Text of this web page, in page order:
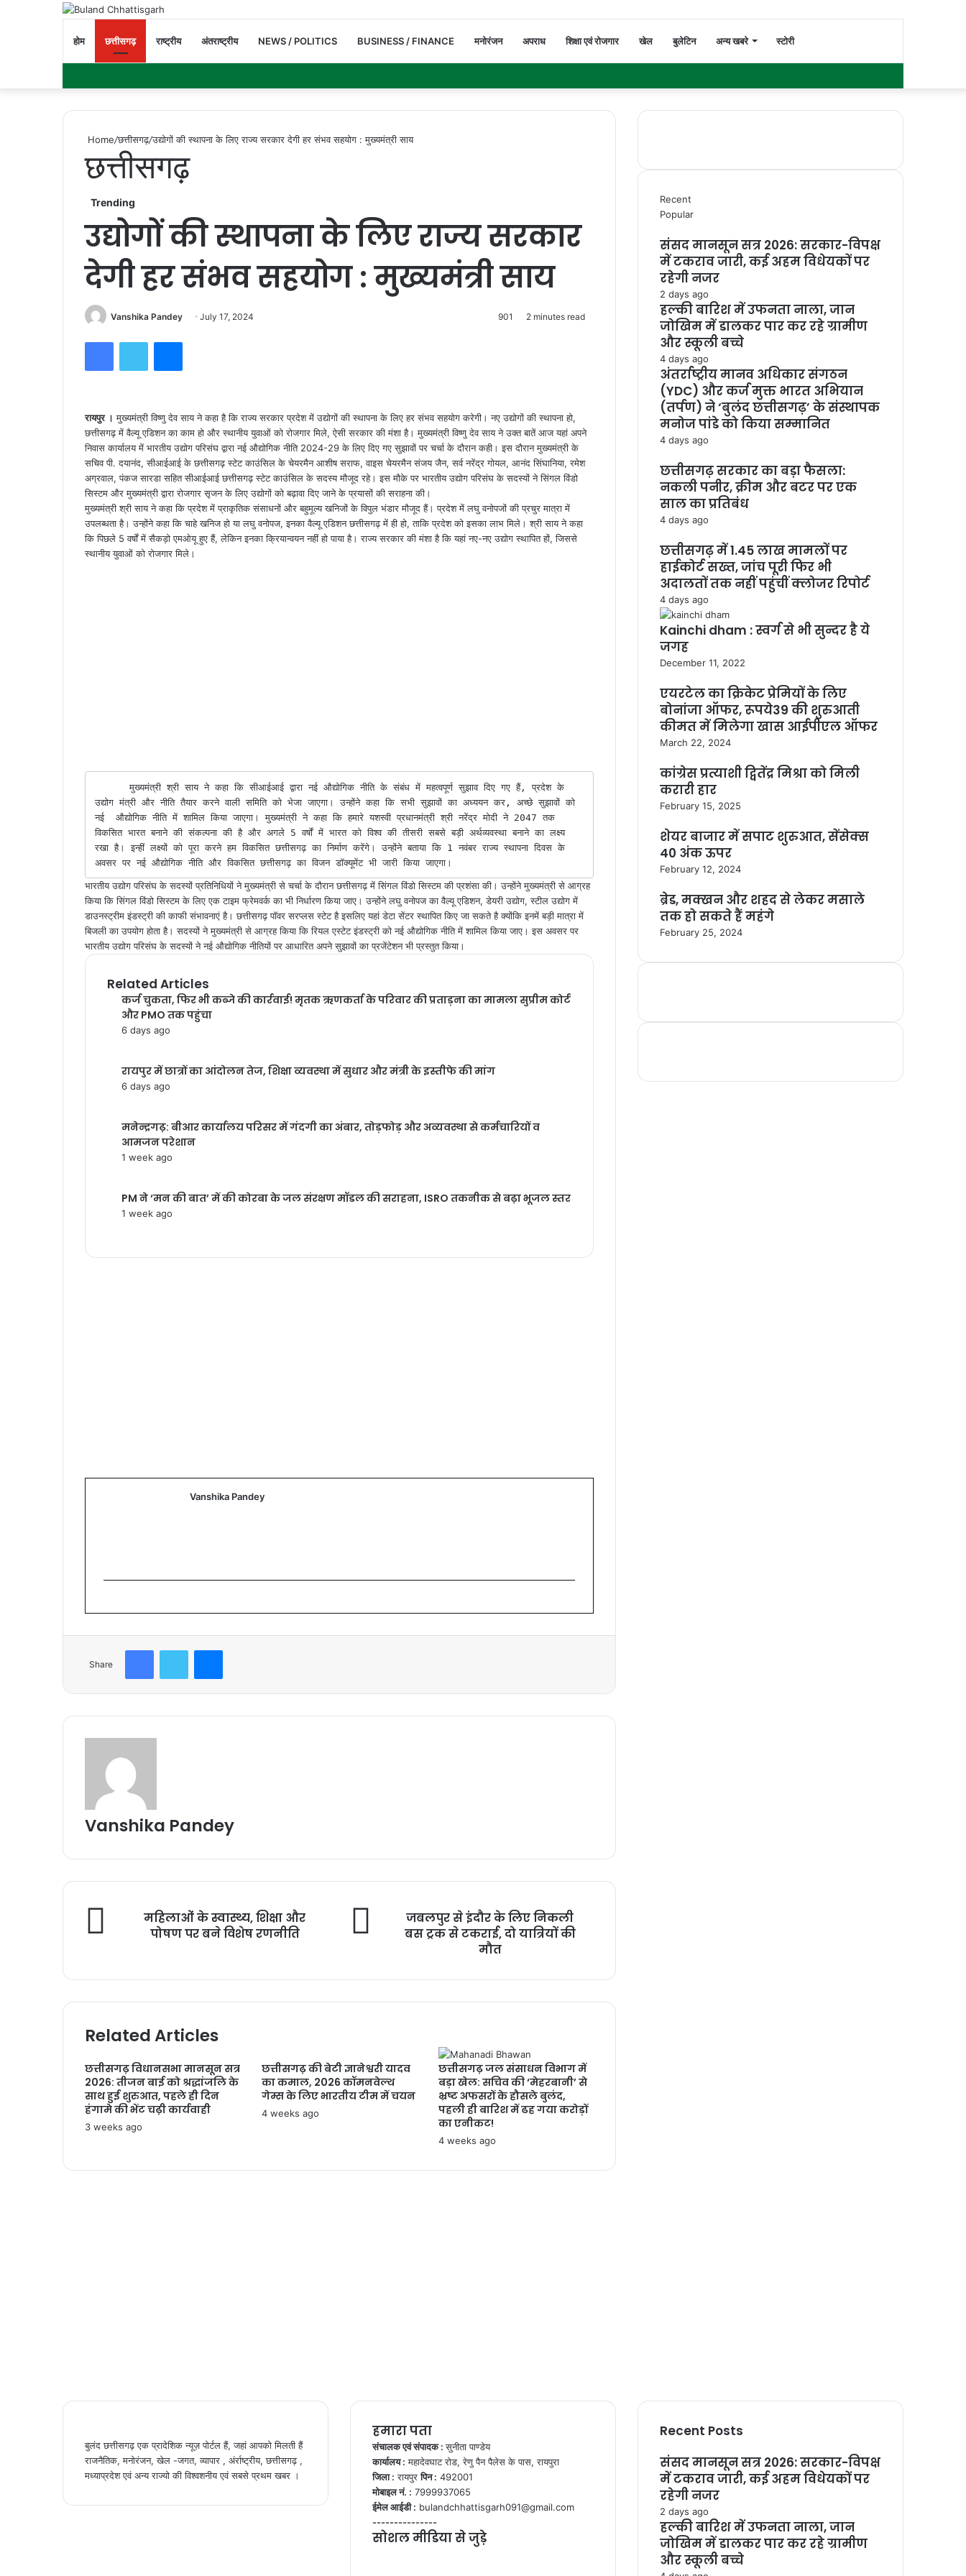
होम छत्तीसगढ़ राष्ट्रीय अंतराष्ट्रीय NEWS / POLITICS BUSINESS / FINANCE मनोरंजन अपराध शिक्षा एवं रोजगार खेल बुलेटिन अन्य खबरे स्टोरी
Home/छत्तीसगढ़/उद्योगों की स्थापना के लिए राज्य सरकार देगी हर संभव सहयोग : मुख्यमंत्री साय
छत्तीसगढ़
Trending
उद्योगों की स्थापना के लिए राज्य सरकार
देगी हर संभव सहयोग : मुख्यमंत्री साय
Vanshika Pandey July 17, 2024 901 2 minutes read
FacebookTwitter Messenger
रायपुर । मुख्यमंत्री विष्णु देव साय ने कहा है कि राज्य सरकार प्रदेश में उद्योगों की स्थापना के लिए हर संभव सहयोग करेगी। नए उद्योगों की स्थापना हो,
छत्तीसगढ़ में वैल्यू एडिशन का काम हो और स्थानीय युवाओं को रोजगार मिले, ऐसी सरकार की मंशा है। मुख्यमंत्री विष्णु देव साय ने उक्त बातें आज यहां अपने
निवास कार्यालय में भारतीय उद्योग परिसंघ द्वारा नई औद्योगिक नीति 2024-29 के लिए दिए गए सुझावों पर चर्चा के दौरान कही। इस दौरान मुख्यमंत्री के
सचिव पी. दयानंद, सीआईआई के छत्तीसगढ़ स्टेट काउंसिल के चेयरमैन आशीष सराफ, वाइस चेयरमैन संजय जैन, सर्व नरेंद्र गोयल, आनंद सिंघानिया, रमेश
अग्रवाल, पंकज सारडा सहित सीआईआई छत्तीसगढ़ स्टेट काउंसिल के सदस्य मौजूद रहे। इस मौके पर भारतीय उद्योग परिसंघ के सदस्यों ने सिंगल विंडो
सिस्टम और मुख्यमंत्री द्वारा रोजगार सृजन के लिए उद्योगों को बढ़ावा दिए जाने के प्रयासों की सराहना की।
मुख्यमंत्री श्री साय ने कहा कि प्रदेश में प्राकृतिक संसाधनों और बहुमूल्य खनिजों के विपुल भंडार मौजूद हैं। प्रदेश में लघु वनोपजों की प्रचुर मात्रा में
उपलब्धता है। उन्होंने कहा कि चाहे खनिज हो या लघु वनोपज, इनका वैल्यू एडिशन छत्तीसगढ़ में ही हो, ताकि प्रदेश को इसका लाभ मिले। श्री साय ने कहा
कि पिछले 5 वर्षों में सैकड़ो एमओयू हुए हैं, लेकिन इनका क्रियान्वयन नहीं हो पाया है। राज्य सरकार की मंशा है कि यहां नए-नए उद्योग स्थापित हों, जिससे
स्थानीय युवाओं को रोजगार मिले।
      मुख्यमंत्री श्री साय ने कहा कि सीआईआई द्वारा नई औद्योगिक नीति के संबंध में महत्वपूर्ण सुझाव दिए गए हैं, प्रदेश के
उद्योग मंत्री और नीति तैयार करने वाली समिति को भेजा जाएगा। उन्होंने कहा कि सभी सुझावों का अध्ययन कर, अच्छे सुझावों को
नई  औद्योगिक नीति में शामिल किया जाएगा। मुख्यमंत्री ने कहा कि हमारे यशस्वी प्रधानमंत्री श्री नरेंद्र मोदी ने 2047 तक
विकसित भारत बनाने की संकल्पना की है और अगले 5 वर्षों में भारत को विश्व की तीसरी सबसे बड़ी अर्थव्यवस्था बनाने का लक्ष्य
रखा है। इन्हीं लक्ष्यों को पूरा करने हम विकसित छत्तीसगढ़ का निर्माण करेंगे। उन्होंने बताया कि 1 नवंबर राज्य स्थापना दिवस के
अवसर पर नई औद्योगिक नीति और विकसित छत्तीसगढ़ का विजन डॉक्यूमेंट भी जारी किया जाएगा।
भारतीय उद्योग परिसंघ के सदस्यों प्रतिनिधियों ने मुख्यमंत्री से चर्चा के दौरान छत्तीसगढ़ में सिंगल विंडो सिस्टम की प्रशंसा की। उन्होंने मुख्यमंत्री से आग्रह
किया कि सिंगल विंडो सिस्टम के लिए एक टाइम फ्रेमवर्क का भी निर्धारण किया जाए। उन्होंने लघु वनोपज का वैल्यू एडिशन, डेयरी उद्योग, स्टील उद्योग में
डाउनस्ट्रीम इंडस्ट्री की काफी संभावनाएं है। छत्तीसगढ़ पॉवर सरप्लस स्टेट है इसलिए यहां डेटा सेंटर स्थापित किए जा सकते है क्योंकि इनमें बड़ी मात्रा में
बिजली का उपयोग होता है। सदस्यों ने मुख्यमंत्री से आग्रह किया कि रियल एस्टेट इंडस्ट्री को नई औद्योगिक नीति में शामिल किया जाए। इस अवसर पर
भारतीय उद्योग परिसंघ के सदस्यों ने नई औद्योगिक नीतियों पर आधारित अपने सुझावों का प्रजेंटेशन भी प्रस्तुत किया।
Related Articles
कर्ज चुकता, फिर भी कब्जे की कार्रवाई! मृतक ऋणकर्ता के परिवार की प्रताड़ना का मामला सुप्रीम कोर्ट
और PMO तक पहुंचा
6 days ago
रायपुर में छात्रों का आंदोलन तेज, शिक्षा व्यवस्था में सुधार और मंत्री के इस्तीफे की मांग
6 days ago
मनेन्द्रगढ़: बीआर कार्यालय परिसर में गंदगी का अंबार, तोड़फोड़ और अव्यवस्था से कर्मचारियों व
आमजन परेशान
1 week ago
PM ने ‘मन की बात’ में की कोरबा के जल संरक्षण मॉडल की सराहना, ISRO तकनीक से बढ़ा भूजल स्तर
1 week ago
Vanshika Pandey
Share
FacebookTwitter Messenger
Vanshika Pandey
महिलाओं के स्वास्थ्य, शिक्षा और
पोषण पर बने विशेष रणनीति
जबलपुर से इंदौर के लिए निकली
बस ट्रक से टकराई, दो यात्रियों की
मौत
Related Articles
छत्तीसगढ़ विधानसभा मानसून सत्र
2026: तीजन बाई को श्रद्धांजलि के
साथ हुई शुरुआत, पहले ही दिन
हंगामे की भेंट चढ़ी कार्यवाही
3 weeks ago
छत्तीसगढ़ की बेटी ज्ञानेश्वरी यादव
का कमाल, 2026 कॉमनवेल्थ
गेम्स के लिए भारतीय टीम में चयन
4 weeks ago
छत्तीसगढ़ जल संसाधन विभाग में
बड़ा खेल: सचिव की ‘मेहरबानी’ से
भ्रष्ट अफसरों के हौसले बुलंद,
पहली ही बारिश में ढह गया करोड़ों
का एनीकट!
4 weeks ago
Recent
Popular
संसद मानसून सत्र 2026: सरकार-विपक्ष
में टकराव जारी, कई अहम विधेयकों पर
रहेगी नजर
2 days ago
हल्की बारिश में उफनता नाला, जान
जोखिम में डालकर पार कर रहे ग्रामीण
और स्कूली बच्चे
4 days ago
अंतर्राष्ट्रीय मानव अधिकार संगठन
(YDC) और कर्ज मुक्त भारत अभियान
(तर्पण) ने ‘बुलंद छत्तीसगढ़’ के संस्थापक
मनोज पांडे को किया सम्मानित
4 days ago
छत्तीसगढ़ सरकार का बड़ा फैसला:
नकली पनीर, क्रीम और बटर पर एक
साल का प्रतिबंध
4 days ago
छत्तीसगढ़ में 1.45 लाख मामलों पर
हाईकोर्ट सख्त, जांच पूरी फिर भी
अदालतों तक नहीं पहुंचीं क्लोजर रिपोर्ट
4 days ago
Kainchi dham : स्वर्ग से भी सुन्दर है ये
जगह
December 11, 2022
एयरटेल का क्रिकेट प्रेमियों के लिए
बोनांजा ऑफर, रूपये39 की शुरुआती
कीमत में मिलेगा खास आईपीएल ऑफर
March 22, 2024
कांग्रेस प्रत्याशी द्वितेंद्र मिश्रा को मिली
करारी हार
February 15, 2025
शेयर बाजार में सपाट शुरुआत, सेंसेक्स
40 अंक ऊपर
February 12, 2024
ब्रेड, मक्खन और शहद से लेकर मसाले
तक हो सकते हैं महंगे
February 25, 2024
बुलंद छत्तीसगढ़ एक प्रादेशिक न्यूज़ पोर्टल हैं, जहां आपको मिलती हैं
राजनैतिक, मनोरंजन, खेल -जगत, व्यापार , अंर्राष्ट्रीय, छत्तीसगढ़ ,
मध्याप्रदेश एवं अन्य राज्यो की विश्वशनीय एवं सबसे प्रथम खबर ।
हमारा पता
संचालक एवं संपादक :सुनीता पाण्डेय
कार्यालय : महादेवघाट रोड, रेणु पैन पैलेस के पास, रायपुरा
जिला : रायपुरपिन : 492001
मोबाइल नं. : 7999937065
ईमेल आईडी : bulandchhattisgarh091@gmail.com
---------------
सोशल मीडिया से जुड़े
Recent Posts
संसद मानसून सत्र 2026: सरकार-विपक्ष
में टकराव जारी, कई अहम विधेयकों पर
रहेगी नजर
2 days ago
हल्की बारिश में उफनता नाला, जान
जोखिम में डालकर पार कर रहे ग्रामीण
और स्कूली बच्चे